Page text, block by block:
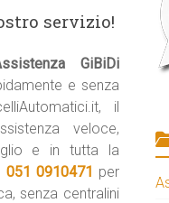
servizio!
GiBiDi
e senza
il
veloce,
e in tutta la
051 0910471 per
senza centralini